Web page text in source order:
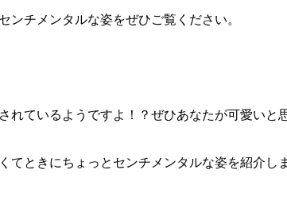
チメンタルな姿をぜひご覧ください。
ているようですよ！？ぜひあなたが可愛いと
ときにちょっとセンチメンタルな姿を紹介し